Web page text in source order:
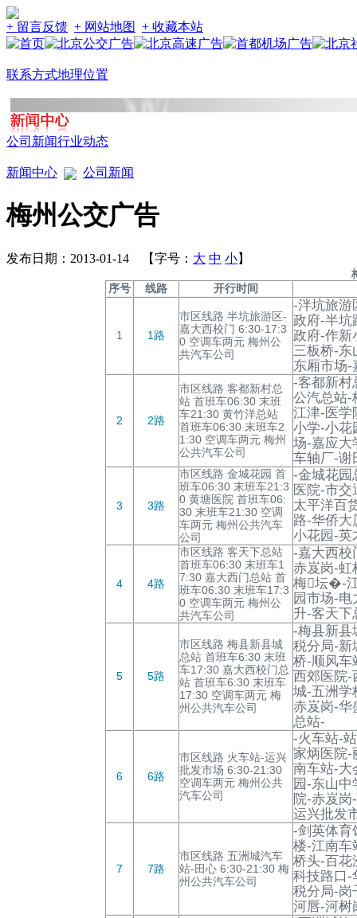
+ 留言反馈 + 网站地图 + 收藏本站
联系方式地理位置
公司新闻行业动态
新闻中心 公司新闻
梅州公交广告
发布日期：2013-01-14 【字号： 大 中 小】
序号
线路 开行时间
1 1路
市区线路 半坑旅游区-
嘉大西校门 6:30-17:3
0 空调车两元 梅州公
共汽车公司
-泮坑旅游
政府-半坑
政府-作新
三板桥-东
东厢市场-
2 2路
市区线路 客都新村总
站 首班车06:30 末班
车21:30 黄竹洋总站
首班车06:30 末班车2
1:30 空调车两元 梅州
公共汽车公司
-客都新村
公汽总站-
江津-医学
小学-小花
场-嘉应大
车轴厂-谢
3 3路
市区线路 金城花园 首
班车06:30 末班车21:3
0 黄塘医院 首班车06:
30 末班车21:30 空调
车两元 梅州公共汽车
公司
-金城花园
医院-市
太平洋百
路-华侨大
小花园-英
4 4路
市区线路 客天下总站
首班车06:30 末班车1
7:30 嘉大西门总站 首
班车06:30 末班车17:3
0 空调车两元 梅州公
共汽车公司
-嘉大西校
赤岌岗-虹
梅坛�-
园市场-
升-客天下
5 5路
市区线路 梅县新县城
总站 首班车6:30 末班
车17:30 嘉大西校门总
站 首班车6:30 末班车
17:30 空调车两元 梅
州公共汽车公司
-梅县新县
税分局-新
桥-顺风车
西郊医院-
城-五洲学
赤岌岗-华
总站-
6 6路
市区线路 火车站-运兴
批发市场 6:30-21:30
空调车两元 梅州公共
汽车公司
-火车站-
家炳医院-
南车站-大
园-东山
院-赤岌
运兴批发
7 7路
市区线路 五洲城汽车
站-田心 6:30-21:30 梅
州公共汽车公司
-剑英体育
楼-江南车
桥头-百花
科技路口-
税分局-岗
河唇-河树